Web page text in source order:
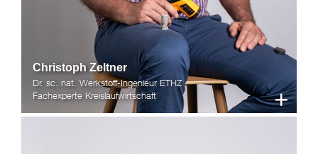
+
Christoph Zeltner
Dr. sc. nat. Werkstoff-Ingenieur ETHZ
Fachexperte Kreislaufwirtschaft